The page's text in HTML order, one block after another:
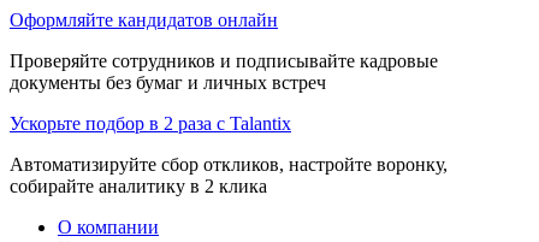
Оформляйте кандидатов онлайн
Проверяйте сотрудников и подписывайте кадровые
документы без бумаг и личных встреч
Ускорьте подбор в 2 раза с Talantix
Автоматизируйте сбор откликов, настройте воронку,
собирайте аналитику в 2 клика
О компании